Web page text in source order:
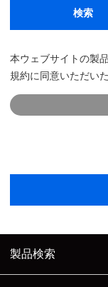
検索
本ウェブサイトの製
規約に同意いただい
製品検索